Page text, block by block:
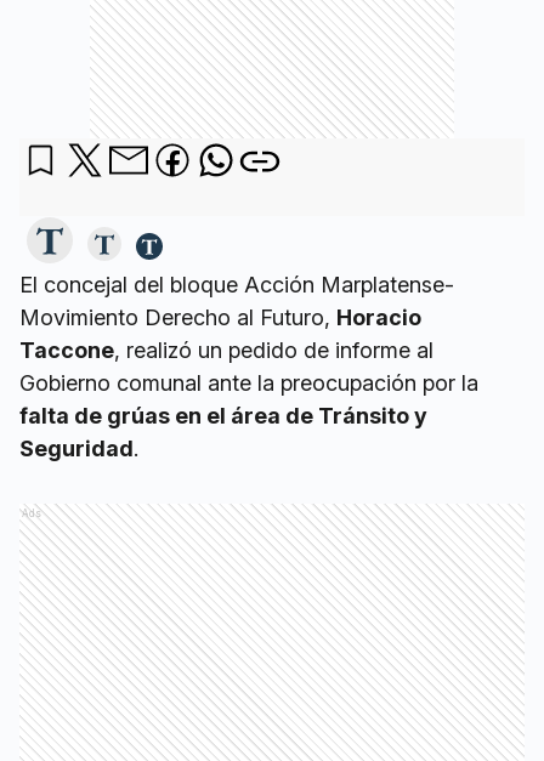
El concejal del bloque Acción Marplatense-
Movimiento Derecho al Futuro, Horacio
Taccone, realizó un pedido de informe al
Gobierno comunal ante la preocupación por la
falta de grúas en el área de Tránsito y
Seguridad.
Ads